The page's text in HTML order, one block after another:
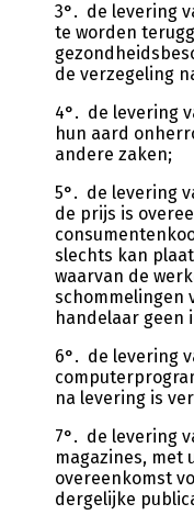
3°. de levering
te worden
de verzegeling
4°. de levering
hun aard
andere zaken;
5°. de levering
de prijs is
slechts kan
waarvan de
schommelingen
handelaar geen
6°. de levering
na levering is
7°. de levering
magazines, met
overeenkomst
dergelijke